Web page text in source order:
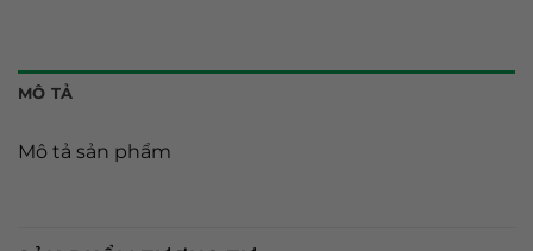
MÔ TẢ
Mô tả sản phẩm